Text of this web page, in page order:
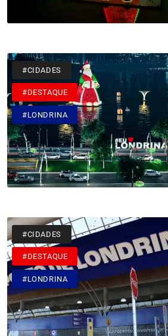
#CIDADES
#DESTAQUE
#LONDRINA
#CIDADES
#DESTAQUE
#LONDRINA